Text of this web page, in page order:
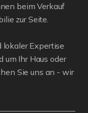
beim Verkauf
zur Seite.
lokaler Expertise
um Ihr Haus oder
Sie uns an - wir